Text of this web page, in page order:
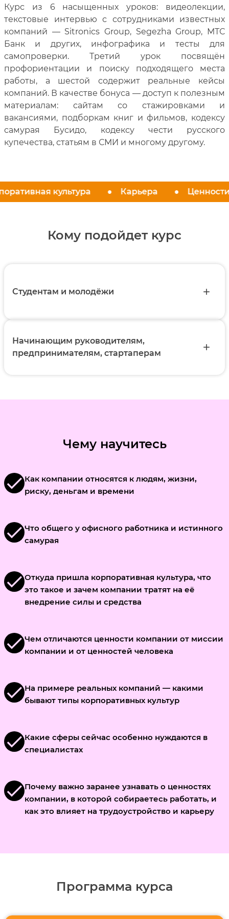
Курс из 6 насыщенных уроков: видеолекции,
текстовые интервью с сотрудниками известных
компаний — Sitronics Group, Segezha Group, МТС
Банк и других, инфографика и тесты для
самопроверки. Третий урок посвящён
профориентации и поиску подходящего места
работы, а шестой содержит реальные кейсы
компаний. В качестве бонуса — доступ к полезным
материалам: сайтам со стажировками и
вакансиями, подборкам книг и фильмов, кодексу
самурая Бусидо, кодексу чести русского
купечества, статьям в СМИ и многому другому.
культура Карьера
Кому подойдет курс
Студентам и молодёжи add
Начинающим руководителям,
предпринимателям, стартаперам
add
Чему научитесь
checkКак компании относятся к людям, жизни,
риску, деньгам и времени
checkЧто общего у офисного работника и истинного
самурая
checkОткуда пришла корпоративная культура, что
это такое и зачем компании тратят на её
внедрение силы и средства
checkЧем отличаются ценности компании от миссии
компании и от ценностей человека
checkНа примере реальных компаний — какими
бывают типы корпоративных культур
checkКакие сферы сейчас особенно нуждаются в
специалистах
checkПочему важно заранее узнавать о ценностях
компании, в которой собираетесь работать, и
как это влияет на трудоустройство и карьеру
Программа курса